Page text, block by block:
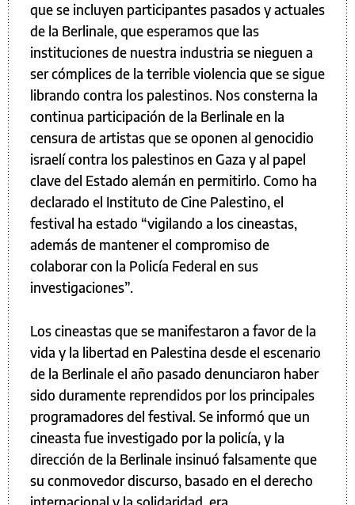
que se incluyen participantes pasados y actuales
de la Berlinale, que esperamos que las
instituciones de nuestra industria se nieguen a
ser cómplices de la terrible violencia que se sigue
librando contra los palestinos. Nos consterna la
continua participación de la Berlinale en la
censura de artistas que se oponen al genocidio
israelí contra los palestinos en Gaza y al papel
clave del Estado alemán en permitirlo. Como ha
declarado el Instituto de Cine Palestino, el
festival ha estado “vigilando a los cineastas,
además de mantener el compromiso de
colaborar con la Policía Federal en sus
investigaciones”.
Los cineastas que se manifestaron a favor de la
vida y la libertad en Palestina desde el escenario
de la Berlinale el año pasado denunciaron haber
sido duramente reprendidos por los principales
programadores del festival. Se informó que un
cineasta fue investigado por la policía, y la
dirección de la Berlinale insinuó falsamente que
su conmovedor discurso, basado en el derecho